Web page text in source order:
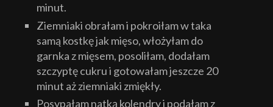
minut.
Ziemniaki obrałam i pokroiłam w taka
samą kostkę jak mięso, włożyłam do
garnka z mięsem, posoliłam, dodałam
szczyptę cukru i gotowałam jeszcze 20
minut aż ziemniaki zmiękły.
Posypałam natką kolendry i podałam z